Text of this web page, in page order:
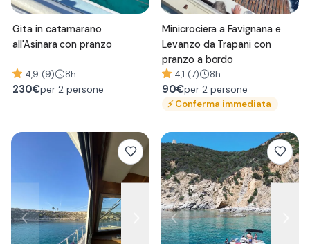
Gita in catamarano
all'Asinara con pranzo
4,9 (9) 8h
230€per 2 persone
Minicrociera a Favignana e
Levanzo da Trapani con
pranzo a bordo
4,1 (7) 8h
90€per 2 persone
⚡Conferma immediata